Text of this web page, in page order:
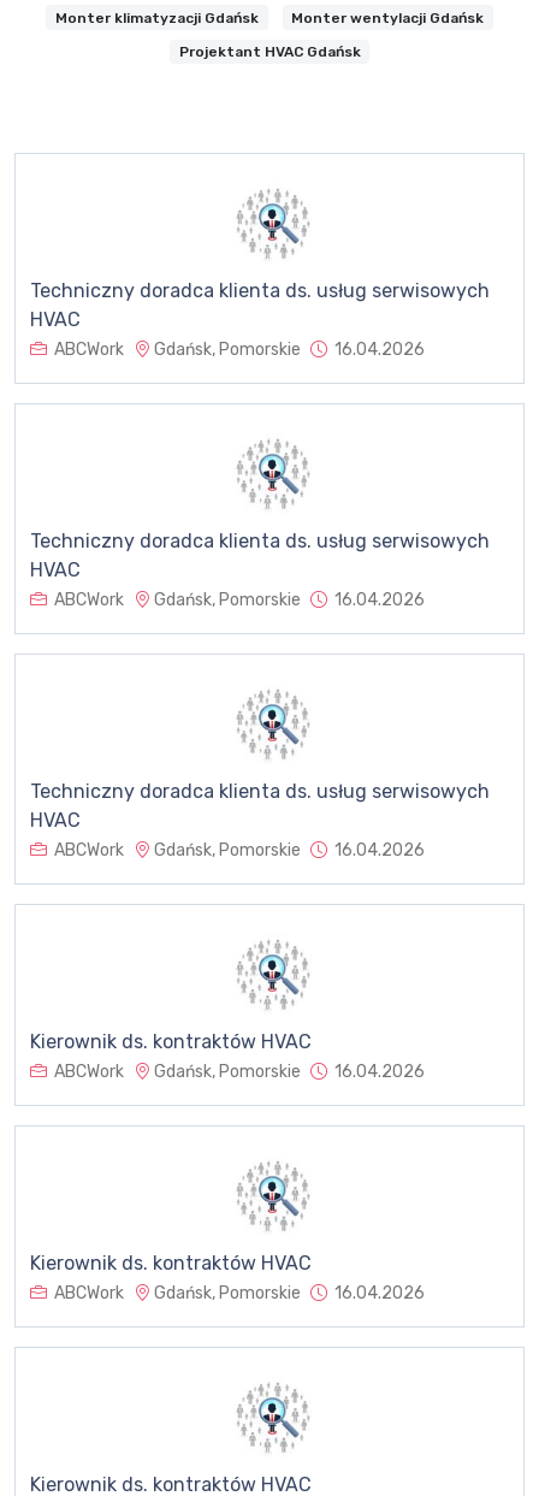
Monter klimatyzacji Gdańsk Monter wentylacji Gdańsk
Projektant HVAC Gdańsk
Techniczny doradca klienta ds. usług serwisowych
HVAC
ABCWork Gdańsk, Pomorskie 16.04.2026
Techniczny doradca klienta ds. usług serwisowych
HVAC
ABCWork Gdańsk, Pomorskie 16.04.2026
Techniczny doradca klienta ds. usług serwisowych
HVAC
ABCWork Gdańsk, Pomorskie 16.04.2026
Kierownik ds. kontraktów HVAC
ABCWork Gdańsk, Pomorskie 16.04.2026
Kierownik ds. kontraktów HVAC
ABCWork Gdańsk, Pomorskie 16.04.2026
Kierownik ds. kontraktów HVAC